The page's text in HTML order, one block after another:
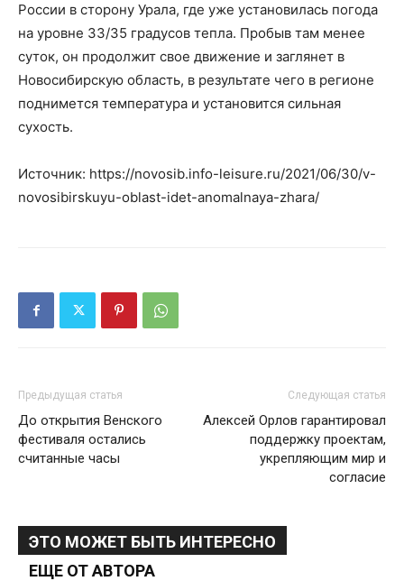
России в сторону Урала, где уже установилась погода
на уровне 33/35 градусов тепла. Пробыв там менее
суток, он продолжит свое движение и заглянет в
Новосибирскую область, в результате чего в регионе
поднимется температура и установится сильная
сухость.
Источник: https://novosib.info-leisure.ru/2021/06/30/v-
novosibirskuyu-oblast-idet-anomalnaya-zhara/
Предыдущая статья
До открытия Венского
фестиваля остались
считанные часы
Следующая статья
Алексей Орлов гарантировал
поддержку проектам,
укрепляющим мир и
согласие
ЭТО МОЖЕТ БЫТЬ ИНТЕРЕСНО
ЕЩЕ ОТ АВТОРА